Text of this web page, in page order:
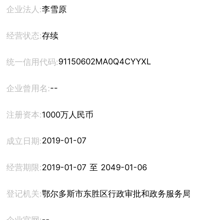
企业法人:李雪原
经营状态:存续
统一信用代码:91150602MA0Q4CYYXL
企业曾用名:--
注册资本:1000万人民币
成立日期:2019-01-07
经营期限: 2019-01-07 至 2049-01-06
登记机关:鄂尔多斯市东胜区行政审批和政务服务局